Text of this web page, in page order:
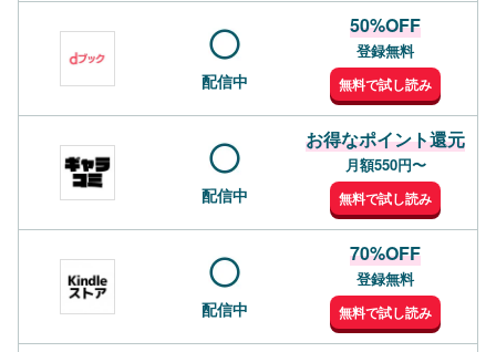
配信中
50%OFF
登録無料
無料で試し読み
配信中
お得なポイント還元
月額550円〜
無料で試し読み
配信中
70%OFF
登録無料
無料で試し読み